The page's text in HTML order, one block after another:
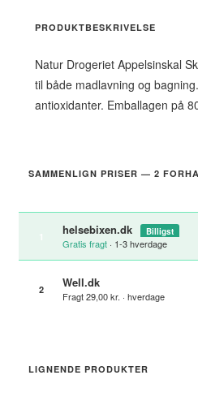
PRODUKTBESKRIVELSE
Natur Drogeriet Appelsinskal
til både madlavning og
antioxidanter. Emballagen på
SAMMENLIGN PRISER — 2
helsebixen.dk Billigst
Gratis fragt · 1-3 hverdage
2 Well.dk
Fragt 29,00 kr. · hverdage
LIGNENDE PRODUKTER